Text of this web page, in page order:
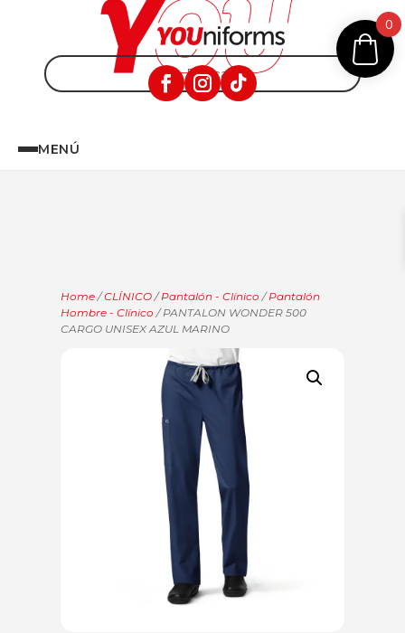
MENÚ
Home /CLÍNICO /Pantalón - Clínico /Pantalón
Hombre - Clínico / PANTALON WONDER 500
CARGO UNISEX AZUL MARINO
0